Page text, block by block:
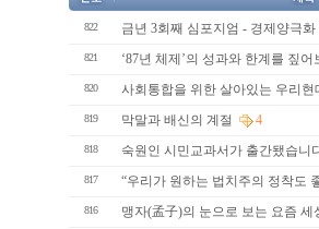
822 금년 3회째 심포지엄 - 경제양극
821 ‘87년 체제’의 성과와 한계를 짚
820 사회통합을 위한 살아있는 우리현
819 막말과 배신의 계절 4
818 숙원인 시민교과서가 출간됐습니
817 “우리가 원하는 법치주의 정착도
816 맹자(孟子)의 눈으로 보는 요즘